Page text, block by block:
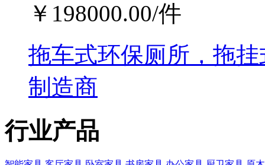
￥ 198000.00/件
拖车式环保厕所，拖
制造商
行业产品